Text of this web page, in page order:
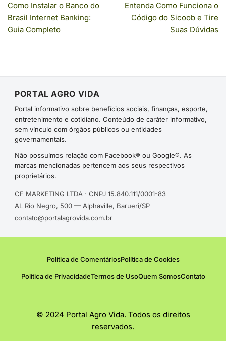
Como Instalar o Banco do
Brasil Internet Banking:
Guia Completo
Entenda Como Funciona o
Código do Sicoob e Tire
Suas Dúvidas
PORTAL AGRO VIDA
Portal informativo sobre benefícios sociais, finanças, esporte,
entretenimento e cotidiano. Conteúdo de caráter informativo,
sem vínculo com órgãos públicos ou entidades
governamentais.
Não possuímos relação com Facebook® ou Google®. As
marcas mencionadas pertencem aos seus respectivos
proprietários.
CF MARKETING LTDA · CNPJ 15.840.111/0001-83
AL Rio Negro, 500 — Alphaville, Barueri/SP
contato@portalagrovida.com.br
Política de ComentáriosPolítica de Cookies
Politica de PrivacidadeTermos de UsoQuem SomosContato
© 2024 Portal Agro Vida. Todos os direitos
reservados.